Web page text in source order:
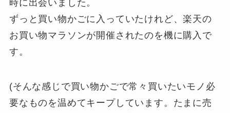
時に出会いました。
ずっと買い物かごに入っていたけれど、楽天の
お買い物マラソンが開催されたのを機に購入で
す。
(そんな感じで買い物かごで常々買いたいモノ必
要なものを温めてキープしています。たまに売